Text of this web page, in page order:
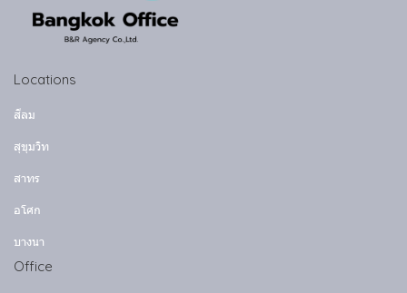
Locations
สีลม
สุขุมวิท
สาทร
อโศก
บางนา
Office